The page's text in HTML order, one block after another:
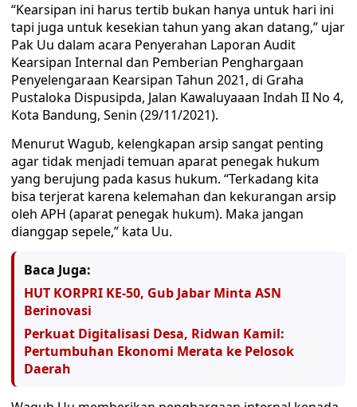
“Kearsipan ini harus tertib bukan hanya untuk hari ini
tapi juga untuk kesekian tahun yang akan datang,” ujar
Pak Uu dalam acara Penyerahan Laporan Audit
Kearsipan Internal dan Pemberian Penghargaan
Penyelengaraan Kearsipan Tahun 2021, di Graha
Pustaloka Dispusipda, Jalan Kawaluyaaan Indah II No 4,
Kota Bandung, Senin (29/11/2021).
Menurut Wagub, kelengkapan arsip sangat penting
agar tidak menjadi temuan aparat penegak hukum
yang berujung pada kasus hukum. “Terkadang kita
bisa terjerat karena kelemahan dan kekurangan arsip
oleh APH (aparat penegak hukum). Maka jangan
dianggap sepele,” kata Uu.
Baca Juga:
HUT KORPRI KE-50, Gub Jabar Minta ASN
Berinovasi
Perkuat Digitalisasi Desa, Ridwan Kamil:
Pertumbuhan Ekonomi Merata ke Pelosok
Daerah